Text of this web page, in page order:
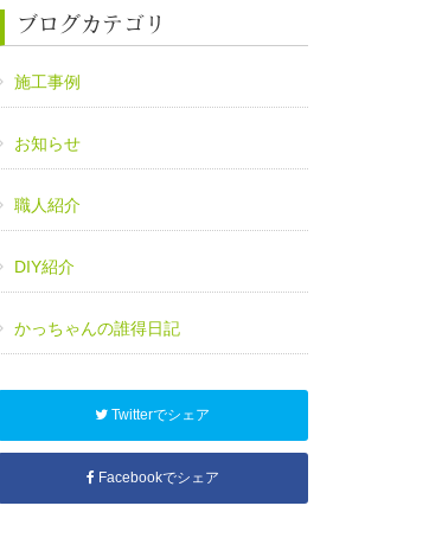
ブログカテゴリ
施工事例
お知らせ
職人紹介
DIY紹介
かっちゃんの誰得日記
Twitterでシェア
Facebookでシェア